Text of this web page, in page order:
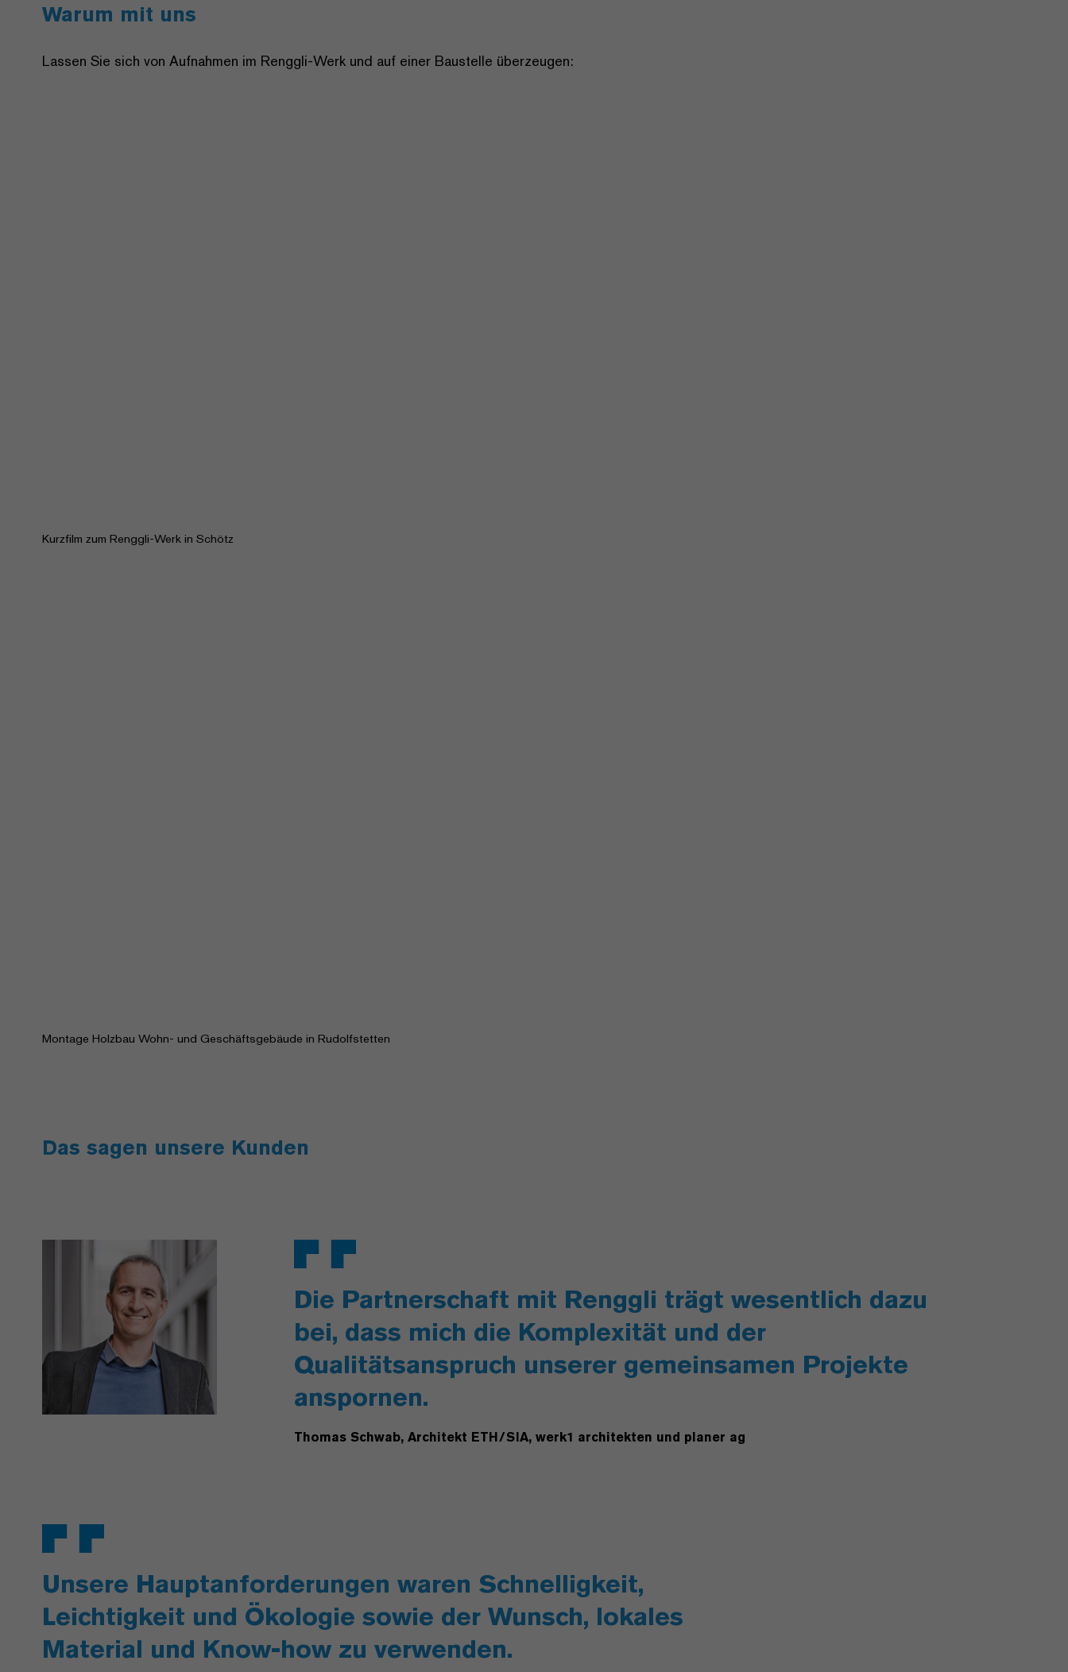
Warum mit uns
Lassen Sie sich von Aufnahmen im Renggli-Werk und auf einer Baustelle überzeugen:
Kurzfilm zum Renggli-Werk in Schötz
Montage Holzbau Wohn- und Geschäftsgebäude in Rudolfstetten
Das sagen unsere Kunden
Die Partnerschaft mit Renggli trägt wesentlich dazu
bei, dass mich die Komplexität und der
Qualitätsanspruch unserer gemeinsamen Projekte
anspornen.
Thomas Schwab, Architekt ETH/SIA, werk1 architekten und planer ag
Unsere Hauptanforderungen waren Schnelligkeit,
Leichtigkeit und Ökologie sowie der Wunsch, lokales
Material und Know-how zu verwenden.